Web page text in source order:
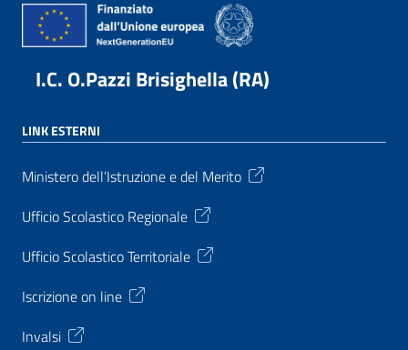
I.C. O.Pazzi Brisighella (RA)
LINK ESTERNI
Ministero dell’Istruzione e del Merito
Ufficio Scolastico Regionale
Ufficio Scolastico Territoriale
Iscrizione on line
Invalsi